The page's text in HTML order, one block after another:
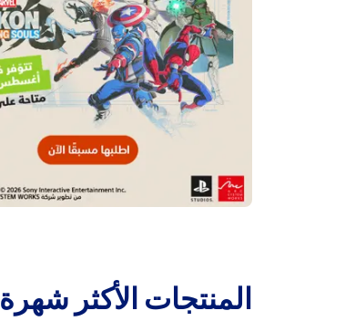
‫المنتجات الأكثر شهرة‬